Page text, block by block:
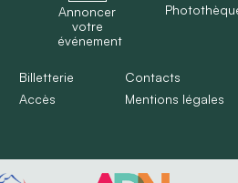
Annoncer
votre
événement
Billetterie
Accès
Contacts
Mentions légales